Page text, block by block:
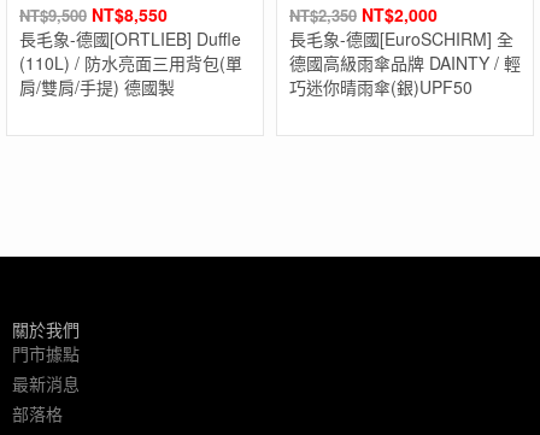
NT$9,500 NT$8,550
長毛象-德國[ORTLIEB] Duffle
(110L) / 防水亮面三用背包(單
肩/雙肩/手提) 德國製
NT$2,350 NT$2,000
長毛象-德國[EuroSCHIRM] 全
德國高級雨傘品牌 DAINTY / 輕
巧迷你晴雨傘(銀)UPF50
關於我們
門市據點
最新消息
部落格